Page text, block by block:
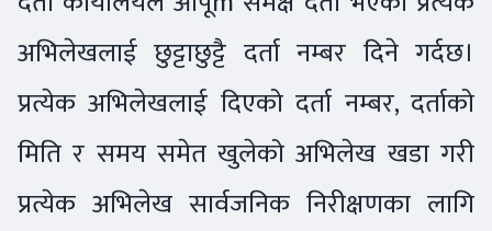
अभिलेखलाई छुट्टाछुट्टै दर्ता नम्बर दिने गर्दछ।
प्रत्येक अभिलेखलाई दिएको दर्ता नम्बर, दर्ताको
मिति र समय समेत खुलेको अभिलेख खडा गरी
प्रत्येक अभिलेख सार्वजनिक निरीक्षणका लागि